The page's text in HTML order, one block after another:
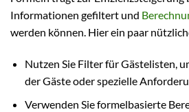
Informationen gefiltert und
werden können. Hier ein paar
Nutzen Sie Filter für Gästelisten,
der Gäste oder spezielle
Verwenden Sie formelbasierte